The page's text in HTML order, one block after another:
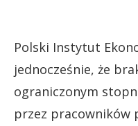
Polski Instytut
jednocześnie, że
ograniczonym
przez pracowników